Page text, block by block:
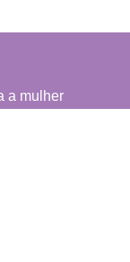
a mulher